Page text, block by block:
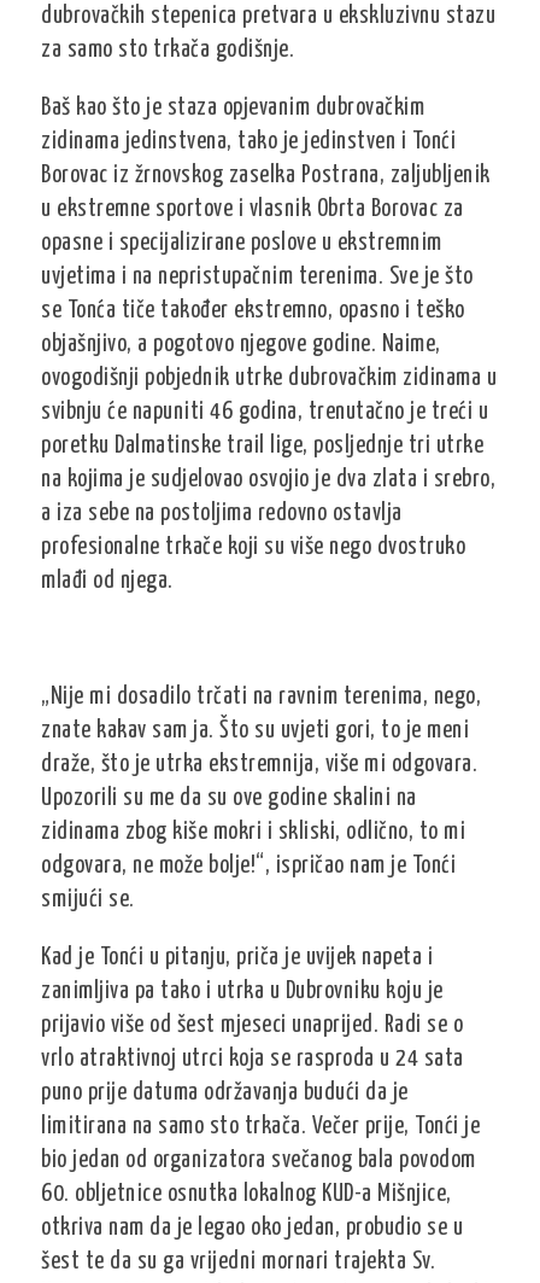
dubrovačkih stepenica pretvara u ekskluzivnu stazu
za samo sto trkača godišnje.
Baš kao što je staza opjevanim dubrovačkim
zidinama jedinstvena, tako je jedinstven i Tonći
Borovac iz žrnovskog zaselka Postrana, zaljubljenik
u ekstremne sportove i vlasnik Obrta Borovac za
opasne i specijalizirane poslove u ekstremnim
uvjetima i na nepristupačnim terenima. Sve je što
se Tonća tiče također ekstremno, opasno i teško
objašnjivo, a pogotovo njegove godine. Naime,
ovogodišnji pobjednik utrke dubrovačkim zidinama u
svibnju će napuniti 46 godina, trenutačno je treći u
poretku Dalmatinske trail lige, posljednje tri utrke
na kojima je sudjelovao osvojio je dva zlata i srebro,
a iza sebe na postoljima redovno ostavlja
profesionalne trkače koji su više nego dvostruko
mlađi od njega.
„Nije mi dosadilo trčati na ravnim terenima, nego,
znate kakav sam ja. Što su uvjeti gori, to je meni
draže, što je utrka ekstremnija, više mi odgovara.
Upozorili su me da su ove godine skalini na
zidinama zbog kiše mokri i skliski, odlično, to mi
odgovara, ne može bolje!“, ispričao nam je Tonći
smijući se.
Kad je Tonći u pitanju, priča je uvijek napeta i
zanimljiva pa tako i utrka u Dubrovniku koju je
prijavio više od šest mjeseci unaprijed. Radi se o
vrlo atraktivnoj utrci koja se rasproda u 24 sata
puno prije datuma održavanja budući da je
limitirana na samo sto trkača. Večer prije, Tonći je
bio jedan od organizatora svečanog bala povodom
60. obljetnice osnutka lokalnog KUD-a Mišnjice,
otkriva nam da je legao oko jedan, probudio se u
šest te da su ga vrijedni mornari trajekta Sv.